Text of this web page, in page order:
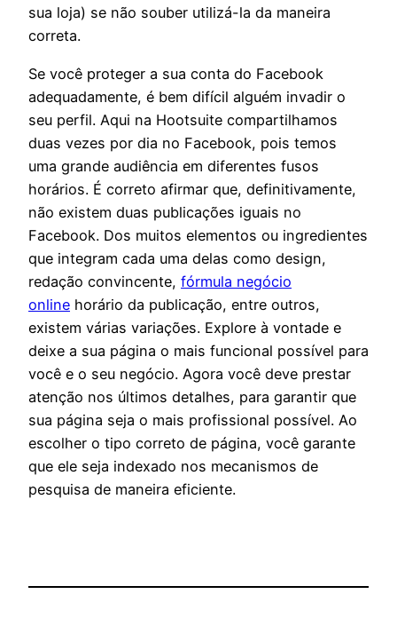
sua loja) se não souber utilizá-la da maneira
correta.
Se você proteger a sua conta do Facebook
adequadamente, é bem difícil alguém invadir o
seu perfil. Aqui na Hootsuite compartilhamos
duas vezes por dia no Facebook, pois temos
uma grande audiência em diferentes fusos
horários. É correto afirmar que, definitivamente,
não existem duas publicações iguais no
Facebook. Dos muitos elementos ou ingredientes
que integram cada uma delas como design,
redação convincente, fórmula negócio
online horário da publicação, entre outros,
existem várias variações. Explore à vontade e
deixe a sua página o mais funcional possível para
você e o seu negócio. Agora você deve prestar
atenção nos últimos detalhes, para garantir que
sua página seja o mais profissional possível. Ao
escolher o tipo correto de página, você garante
que ele seja indexado nos mecanismos de
pesquisa de maneira eficiente.